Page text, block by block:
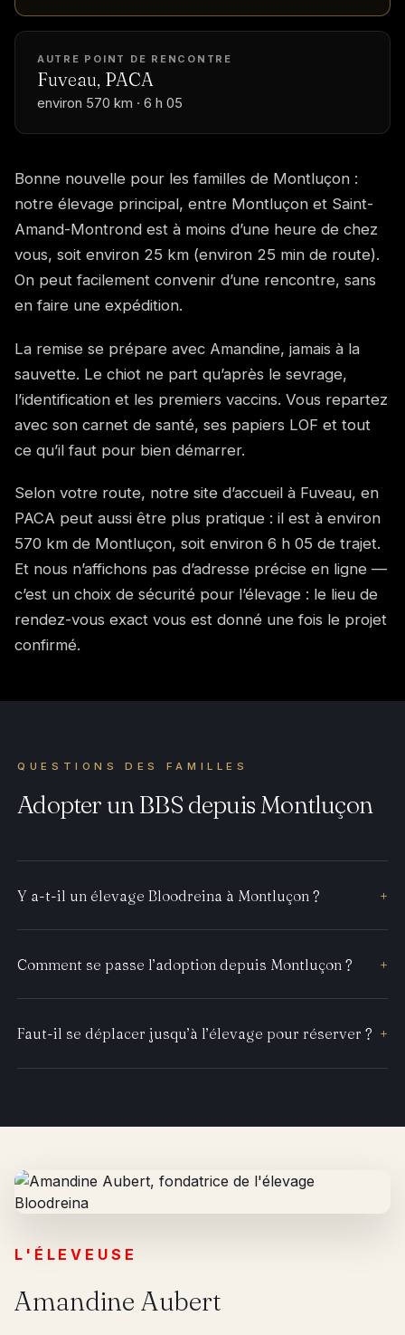
AUTRE POINT DE RENCONTRE
Fuveau, PACA
environ 570 km · 6 h 05
Bonne nouvelle pour les familles de Montluçon :
notre élevage principal, entre Montluçon et Saint-
Amand-Montrond est à moins d’une heure de chez
vous, soit environ 25 km (environ 25 min de route).
On peut facilement convenir d’une rencontre, sans
en faire une expédition.
La remise se prépare avec Amandine, jamais à la
sauvette. Le chiot ne part qu’après le sevrage,
l’identification et les premiers vaccins. Vous repartez
avec son carnet de santé, ses papiers LOF et tout
ce qu’il faut pour bien démarrer.
Selon votre route, notre site d’accueil à Fuveau, en
PACA peut aussi être plus pratique : il est à environ
570 km de Montluçon, soit environ 6 h 05 de trajet.
Et nous n’affichons pas d’adresse précise en ligne —
c’est un choix de sécurité pour l’élevage : le lieu de
rendez-vous exact vous est donné une fois le projet
confirmé.
QUESTIONS DES FAMILLES
Adopter un BBS depuis Montluçon
Y a-t-il un élevage Bloodreina à Montluçon ? +
Comment se passe l’adoption depuis Montluçon ? +
Faut-il se déplacer jusqu’à l’élevage pour réserver ? +
L'ÉLEVEUSE
Amandine Aubert